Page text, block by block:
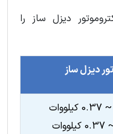
دیزل ساز را
دیزل ساز